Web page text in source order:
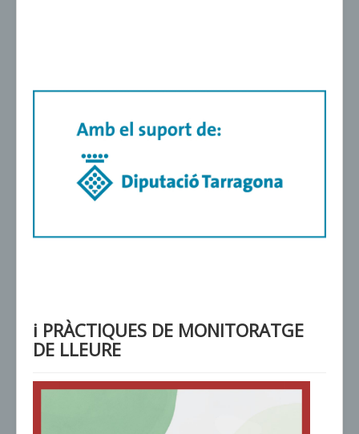
ℹ PRÀCTIQUES DE MONITORATGE
DE LLEURE